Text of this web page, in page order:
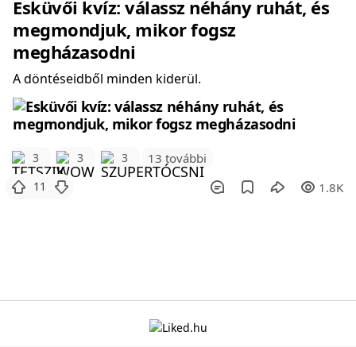
Esküvői kvíz: válassz néhány ruhát, és
megmondjuk, mikor fogsz
megházasodni
A döntéseidből minden kiderül.
3 3 3 13 további
11 1.8K